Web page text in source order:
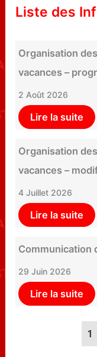
Liste des
Organisation
vacances –
2 Août 2026
Lire la suite
Organisation
vacances –
4 Juillet 2026
Lire la suite
Communication
29 Juin 2026
Lire la suite
1